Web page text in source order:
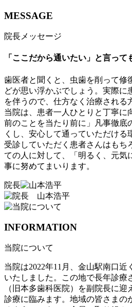
MESSAGE
院長メッセージ
「ここだから通いたい」と言って
歯医者と聞くと、虫歯を削って修
どが思い浮かぶでしょう。実際に
を伴うので、仕方なく治療される
当院は、患者一人ひとりと丁寧に
前のことを当たり前に」凡事徹底
くし、安心して通っていただける
受診していただく患者さんはもち
ての人に対して、「明るく、元気
事に努めてまいります。
院長
INFORMATION
当院について
当院は2022年11月、金山駅南口
いたしました。この地で長年診療
（旧本多歯科医院）を副院長に
診療に臨みます。地域の皆さまの